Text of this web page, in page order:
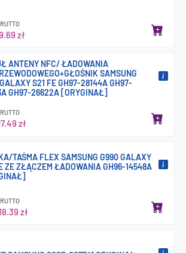
zł
ANTENY NFC/ ŁADOWANIA
SAMSUNG
S21 FE GH97-28144A GH97-
GH97-26622A [ORYGINAŁ]
zł
TAŚMA FLEX SAMSUNG G990 GALAXY
ZE ZŁĄCZEM ŁADOWANIA GH96-14548A
zł